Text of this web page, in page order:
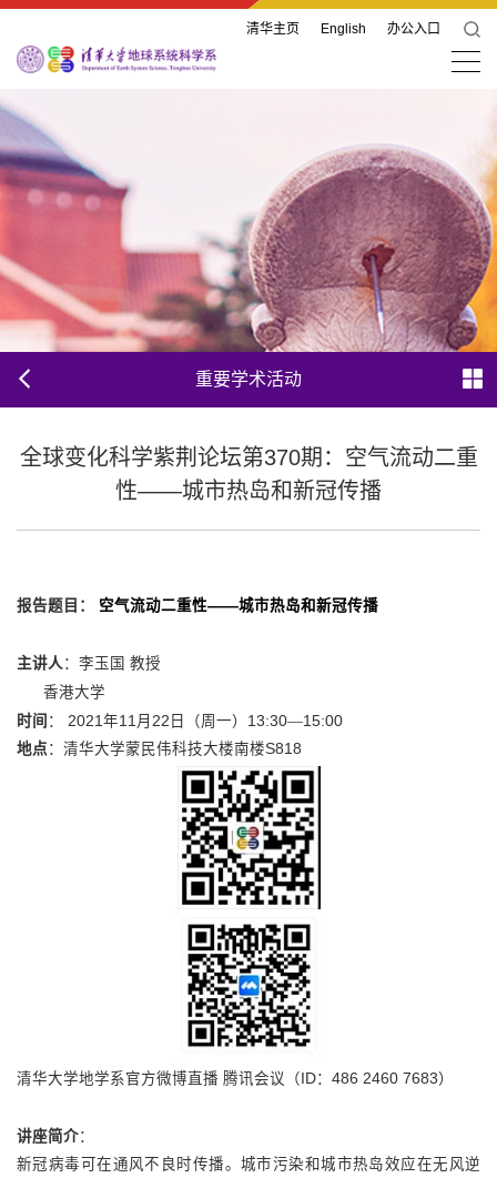
清华主页 English 办公入口
重要学术活动
全球变化科学紫荆论坛第370期：空气流动二重
性——城市热岛和新冠传播
报告题目： 空气流动二重性——城市热岛和新冠传播
主讲人：李玉国 教授
香港大学
时间 ： 2021 年11 月 22 日（周一） 13:30—15:00
地点 ：清华大学蒙民伟科技大楼南楼S818
清华大学地学系官方微博直播 腾讯会议（ ID： 486 2460 7683）
讲座简介：
新冠病毒可在通风不良时传播。城市污染和城市热岛效应在无风逆